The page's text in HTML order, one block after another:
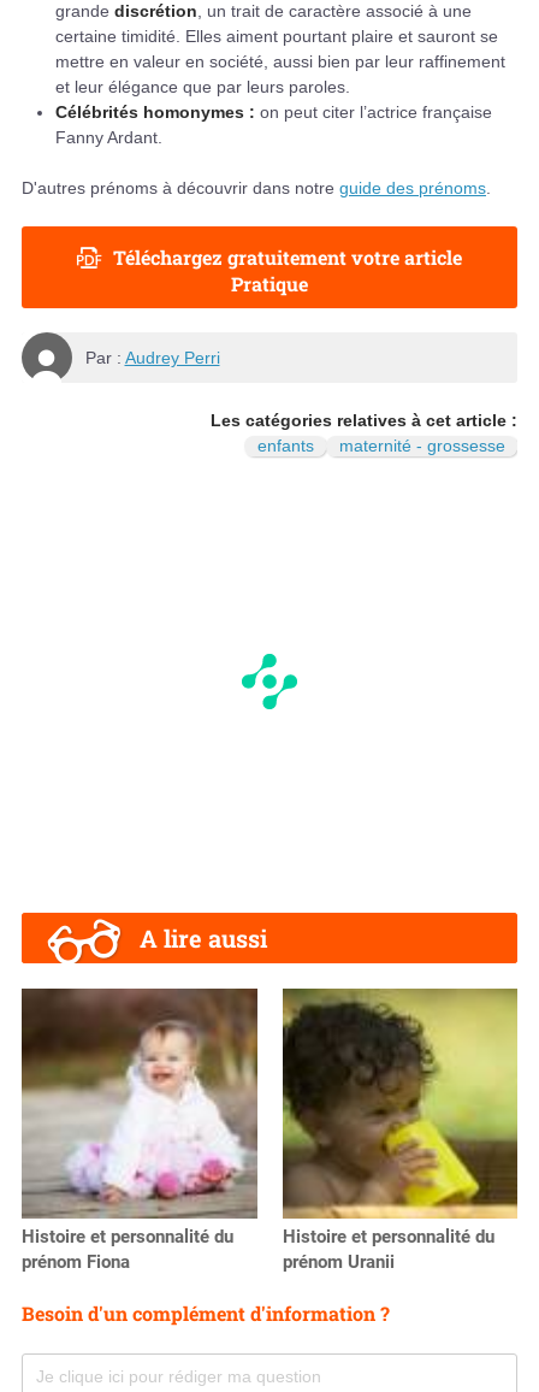
grande discrétion , un trait de caractère associé à une
certaine timidité. Elles aiment pourtant plaire et sauront se
mettre en valeur en société, aussi bien par leur raffinement
et leur élégance que par leurs paroles.
Célébrités homonymes : on peut citer l’actrice française
Fanny Ardant.
D'autres prénoms à découvrir dans notre guide des prénoms
Téléchargez gratuitement votre article
Pratique
Par : Audrey Perri
Les catégories relatives à cet article :
enfants
maternité - grossesse
A lire aussi
Histoire et personnalité du
prénom Fiona
Histoire et personnalité du
prénom Uranii
Besoin d'un complément d'information ?